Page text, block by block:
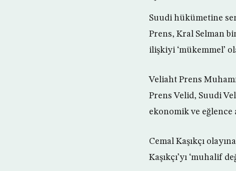
Suudi hükümetine
Prens, Kral Selman
ilişkiyi ‘mükemmel’
Veliaht Prens
Prens Velid, Suudi
ekonomik ve
Cemal Kaşıkçı
Kaşıkçı’yı ‘muhalif